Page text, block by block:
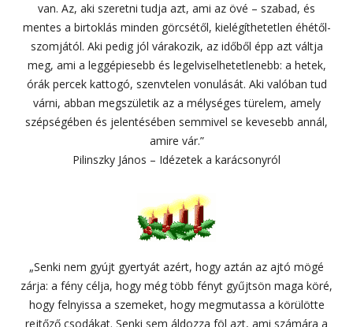
van. Az, aki szeretni tudja azt, ami az övé – szabad, és
mentes a birtoklás minden görcsétől, kielégíthetetlen éhétől-
szomjától. Aki pedig jól várakozik, az időből épp azt váltja
meg, ami a leggépiesebb és legelviselhetetlenebb: a hetek,
órák percek kattogó, szenvtelen vonulását. Aki valóban tud
várni, abban megszületik az a mélységes türelem, amely
szépségében és jelentésében semmivel se kevesebb annál,
amire vár.”
Pilinszky János – Idézetek a karácsonyról
„Senki nem gyújt gyertyát azért, hogy aztán az ajtó mögé
zárja: a fény célja, hogy még több fényt gyűjtsön maga köré,
hogy felnyissa a szemeket, hogy megmutassa a körülötte
rejtőző csodákat. Senki sem áldozza föl azt, ami számára a